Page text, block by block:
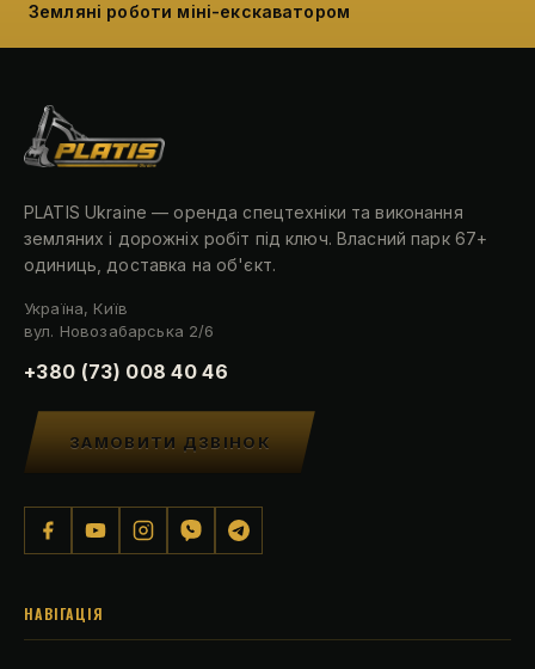
Земляні роботи міні-екскаватором
PLATIS Ukraine — оренда спецтехніки та виконання
земляних і дорожніх робіт під ключ. Власний парк 67+
одиниць, доставка на об'єкт.
Україна, Київ
вул. Новозабарська 2/6
+380 (73) 008 40 46
ЗАМОВИТИ ДЗВІНОК
НАВІГАЦІЯ